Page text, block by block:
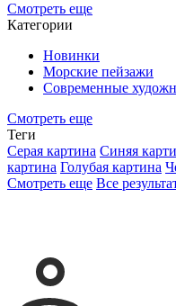
Смотреть еще
Категории
Новинки
Морские пейзажи
Современные
Смотреть еще
Теги
Серая картина Синяя
картина Голубая картина
Смотреть еще Все